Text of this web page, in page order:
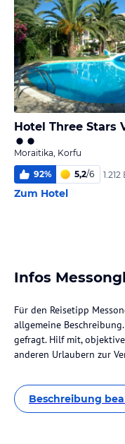
Hotel Three Stars
Moraitika, Korfu
92% 5,2/6 1.212
Zum Hotel
Infos
Für den Reisetipp
allgemeine
gefragt. Hilf mit,
anderen Urlaubern zur
Beschreibung